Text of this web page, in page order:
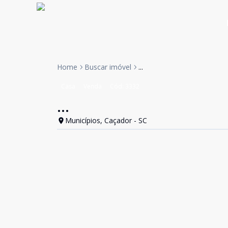
Home Buscar imóvel ...
...
Municípios, Caçador - SC